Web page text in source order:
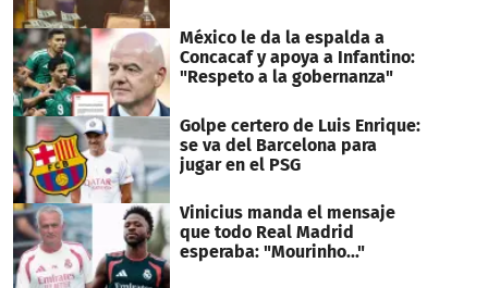
México le da la espalda a
Concacaf y apoya a Infantino:
"Respeto a la gobernanza"
Golpe certero de Luis Enrique:
se va del Barcelona para
jugar en el PSG
Vinicius manda el mensaje
que todo Real Madrid
esperaba: "Mourinho..."